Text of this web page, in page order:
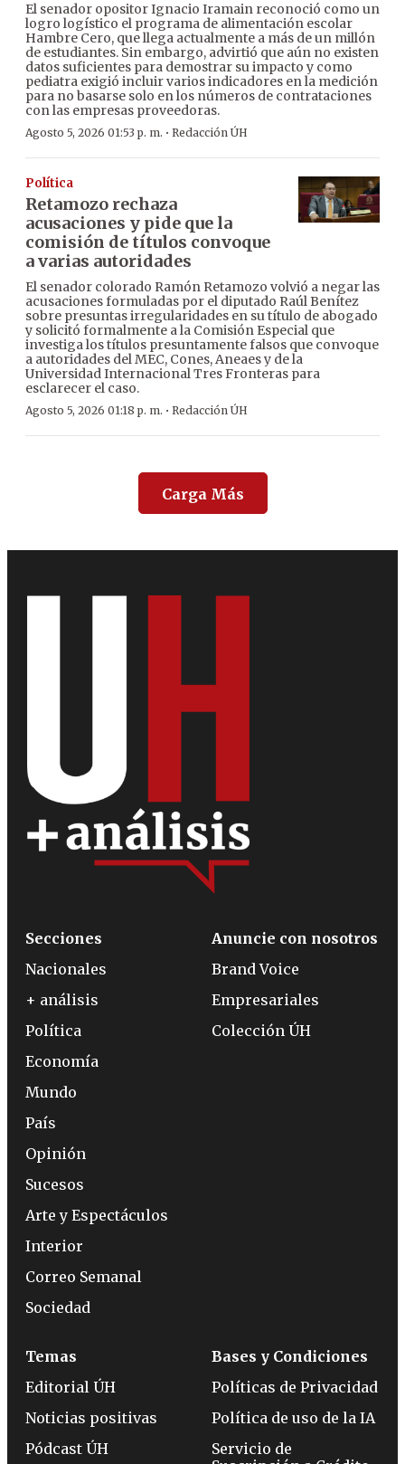
El senador opositor Ignacio Iramain reconoció como un
logro logístico el programa de alimentación escolar
Hambre Cero, que llega actualmente a más de un millón
de estudiantes. Sin embargo, advirtió que aún no existen
datos suficientes para demostrar su impacto y como
pediatra exigió incluir varios indicadores en la medición
para no basarse solo en los números de contrataciones
con las empresas proveedoras.
Agosto 5, 2026 01:53 p. m. · Redacción ÚH
Política
Retamozo rechaza
acusaciones y pide que la
comisión de títulos convoque
a varias autoridades
El senador colorado Ramón Retamozo volvió a negar las
acusaciones formuladas por el diputado Raúl Benítez
sobre presuntas irregularidades en su título de abogado
y solicitó formalmente a la Comisión Especial que
investiga los títulos presuntamente falsos que convoque
a autoridades del MEC, Cones, Aneaes y de la
Universidad Internacional Tres Fronteras para
esclarecer el caso.
Agosto 5, 2026 01:18 p. m. · Redacción ÚH
Carga Más
Secciones
Nacionales
+ análisis
Política
Economía
Mundo
País
Opinión
Sucesos
Arte y Espectáculos
Interior
Correo Semanal
Sociedad
Anuncie con nosotros
Brand Voice
Empresariales
Colección ÚH
Temas
Editorial ÚH
Noticias positivas
Pódcast ÚH
Bases y Condiciones
Políticas de Privacidad
Política de uso de la IA
Servicio de